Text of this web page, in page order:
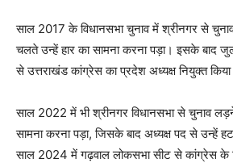
साल 2017 के विधानसभा चुनाव में श्रीनगर से
चलते उन्हें हार का सामना करना पड़ा। इसके बाद
से उत्तराखंड कांग्रेस का प्रदेश अध्यक्ष नियुक्त किया
साल 2022 में भी श्रीनगर विधानसभा से चुनाव
सामना करना पड़ा, जिसके बाद अध्यक्ष पद से उन्हें
साल 2024 में गढ़वाल लोकसभा सीट से कांग्रेस के